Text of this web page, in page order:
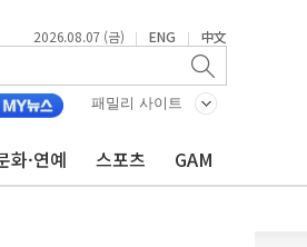
2026.08.07 (금) | ENG | 中文
패밀리 사이트
화·연예 스포츠 GAM
시동
기 보유"
'
질'